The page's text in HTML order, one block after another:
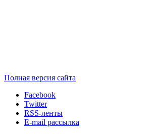
Полная версия сайта
Facebook
Twitter
RSS-ленты
E-mail рассылка